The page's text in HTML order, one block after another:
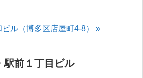
ル（博多区店屋町4-8） »
駅前１丁目ビル